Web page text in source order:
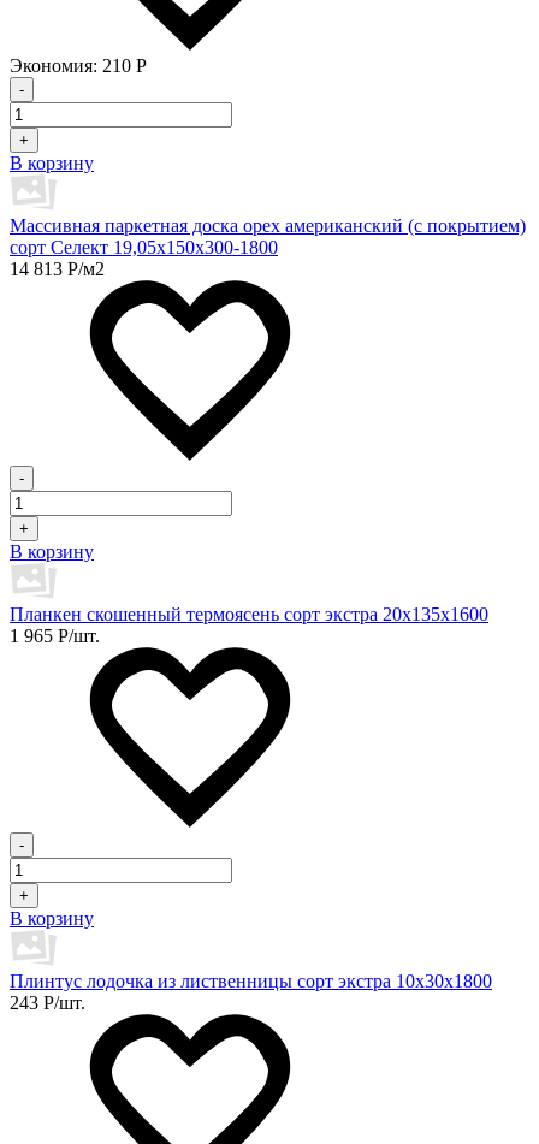
Экономия: 210 Р
-
+
В корзину
Массивная паркетная доска орех американский (с покрытием)
сорт Селект 19,05х150х300-1800
14 813 Р/м2
-
+
В корзину
Планкен скошенный термоясень сорт экстра 20х135х1600
1 965 Р/шт.
-
+
В корзину
Плинтус лодочка из лиственницы сорт экстра 10х30х1800
243 Р/шт.